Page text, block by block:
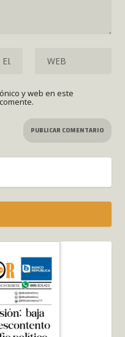
y web en este